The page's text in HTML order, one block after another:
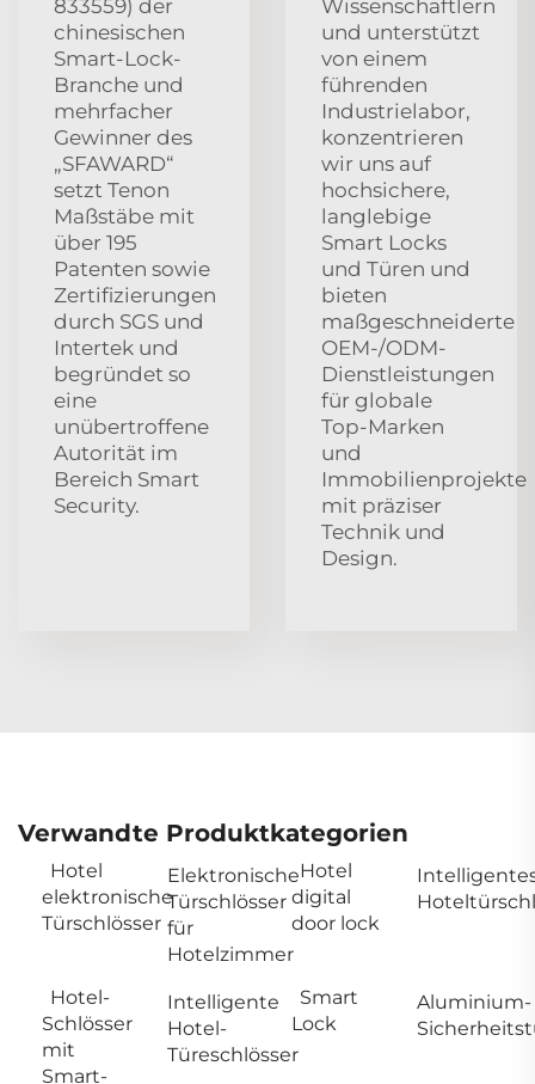
833559) der
chinesischen
Smart-Lock-
Branche und
mehrfacher
Gewinner des
„SFAWARD“
setzt Tenon
Maßstäbe mit
über 195
Patenten sowie
Zertifizierungen
durch SGS und
Intertek und
begründet so
eine
unübertroffene
Autorität im
Bereich Smart
Security.
Wissenschaftlern
und unterstützt
von einem
führenden
Industrielabor,
konzentrieren
wir uns auf
hochsichere,
langlebige
Smart Locks
und Türen und
bieten
maßgeschneiderte
OEM-/ODM-
Dienstleistungen
für globale
Top-Marken
und
Immobilienprojekte
mit präziser
Technik und
Design.
Verwandte Produktkategorien
Hotel
elektronische
Türschlösser
Elektronische
Türschlösser
für
Hotelzimmer
Hotel
digital
door lock
Hotel-
Schlösser
mit
Smart-
Intelligente
Hotel-
Türeschlösser
Smart
Lock
Aluminium-